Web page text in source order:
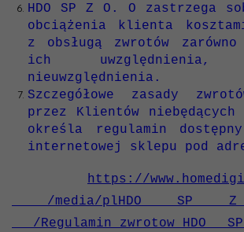
HDO SP Z O. O zastrzega
obciążenia klienta
z obsługą zwrotów zarówno
ich
nieuwzględnienia.
Szczegółowe zasady
przez Klientów niebędących
określa regulamin
internetowej sklepu pod
https://
/media/plHDO
/